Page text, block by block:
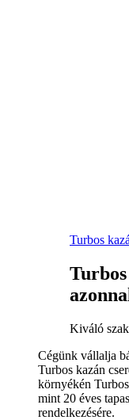
Turbos
Kiváló
Cégünk vállalja
Turbos kazán
környékén
mint 20 éves
rendelkezésére.